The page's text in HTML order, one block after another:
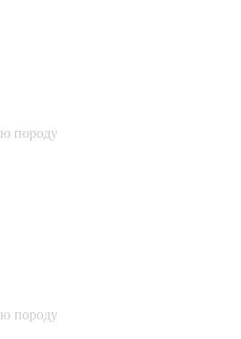
породу
породу